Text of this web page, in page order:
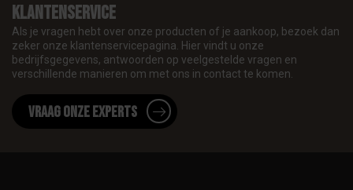
Klantenservice
Als je vragen hebt over onze producten of je aankoop, bezoek dan
zeker onze klantenservicepagina. Hier vindt u onze
bedrijfsgegevens, antwoorden op veelgestelde vragen en
verschillende manieren om met ons in contact te komen.
Vraag onze experts